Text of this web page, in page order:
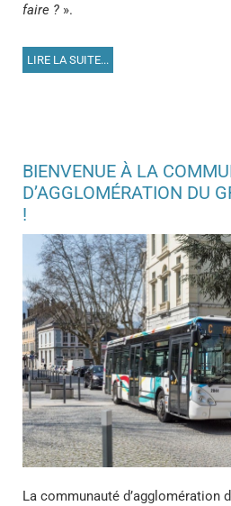
faire ? ».
LIRE LA SUITE...
BIENVENUE À LA
D’AGGLOMÉRATION DU
!
La communauté d’agglomération